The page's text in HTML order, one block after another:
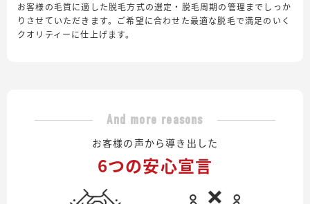
お客様の毛質に適した脱毛方式の選定・脱毛周期の管理までしっか
りさせていただきます。ご希望に合わせた最適な脱毛で満足のいく
クオリティーに仕上げます。
And more reasons
お客様の声から導き出した
6つの安心宣言